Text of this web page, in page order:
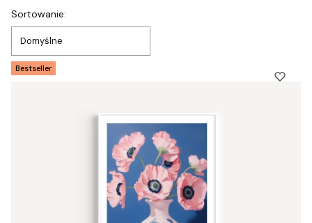
Lista produktów
Sortowanie:
Domyślne
Bestseller